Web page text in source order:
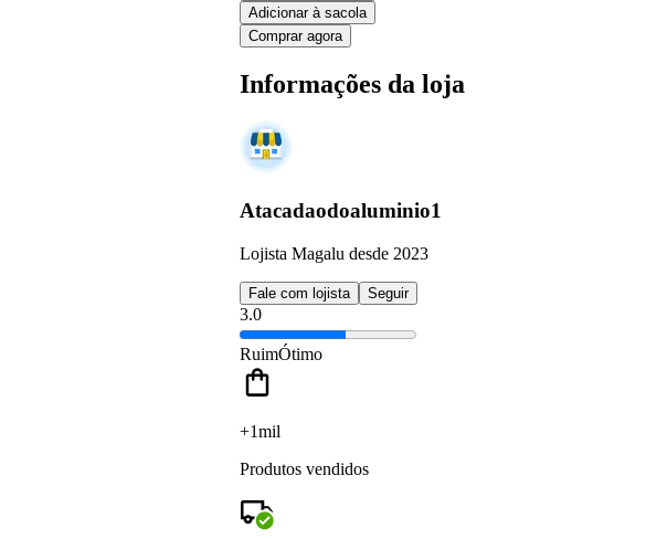
Adicionar à sacola
Comprar agora
Informações da loja
Atacadaodoaluminio1
Lojista Magalu desde 2023
Fale com lojista Seguir
3.0
RuimÓtimo
+1mil
Produtos vendidos